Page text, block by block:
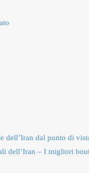
dell’Iran dal punto di
dell’Iran – I migliori